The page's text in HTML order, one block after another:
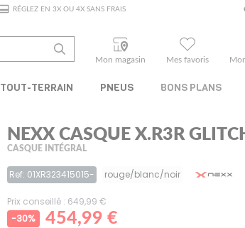
RÉGLEZ EN 3X OU 4X SANS FRAIS
Mon magasin
Mes favoris
TOUT-TERRAIN PNEUS BONS PLANS
NEXX CASQUE X.R3R
CASQUE INTÉGRAL
Ref: 01XR323415015- rouge/blanc/noir
Prix conseillé : 649,99 €
-30%
454,99 €